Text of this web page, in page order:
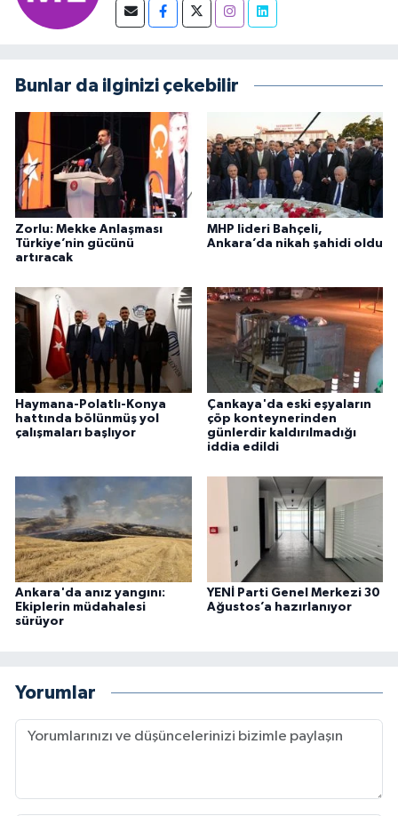
Bunlar da ilginizi çekebilir
Zorlu: Mekke Anlaşması
Türkiye’nin gücünü
artıracak
MHP lideri Bahçeli,
Ankara’da nikah şahidi oldu
Haymana-Polatlı-Konya
hattında bölünmüş yol
çalışmaları başlıyor
Çankaya'da eski eşyaların
çöp konteynerinden
günlerdir kaldırılmadığı
iddia edildi
Ankara'da anız yangını:
Ekiplerin müdahalesi
sürüyor
YENİ Parti Genel Merkezi 30
Ağustos’a hazırlanıyor
Yorumlar